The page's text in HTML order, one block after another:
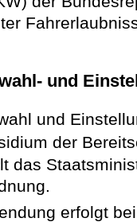
und
und
der
das
erfolgt